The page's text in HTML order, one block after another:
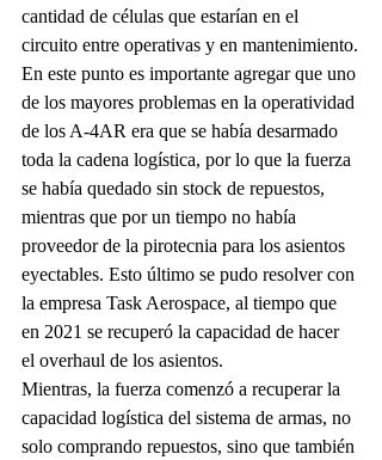
cantidad de células que estarían en el
circuito entre operativas y en mantenimiento.
En este punto es importante agregar que uno
de los mayores problemas en la operatividad
de los A-4AR era que se había desarmado
toda la cadena logística, por lo que la fuerza
se había quedado sin stock de repuestos,
mientras que por un tiempo no había
proveedor de la pirotecnia para los asientos
eyectables. Esto último se pudo resolver con
la empresa Task Aerospace, al tiempo que
en 2021 se recuperó la capacidad de hacer
el overhaul de los asientos.
Mientras, la fuerza comenzó a recuperar la
capacidad logística del sistema de armas, no
solo comprando repuestos, sino que también